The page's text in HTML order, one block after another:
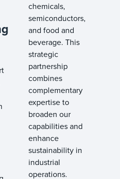
chemicals,
semiconductors,
and food and
beverage. This
strategic
partnership
combines
complementary
expertise to
broaden our
capabilities and
enhance
sustainability in
industrial
operations.